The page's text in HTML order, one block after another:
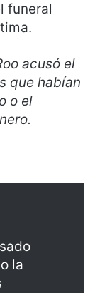
funeral
acusó el
que habían
o el
la